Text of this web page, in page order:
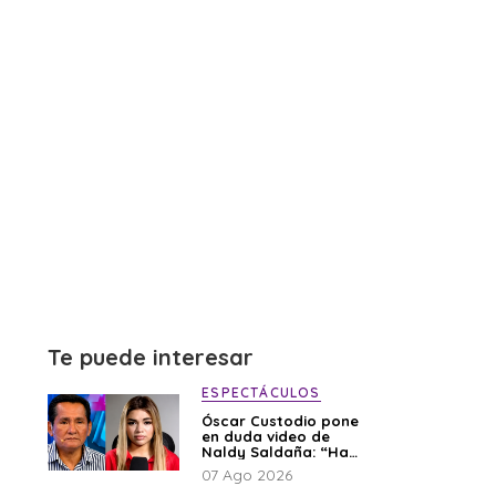
Te puede interesar
ESPECTÁCULOS
Óscar Custodio pone
en duda video de
Naldy Saldaña: “Hay
cosas que de repente
se han editado”
07 Ago 2026